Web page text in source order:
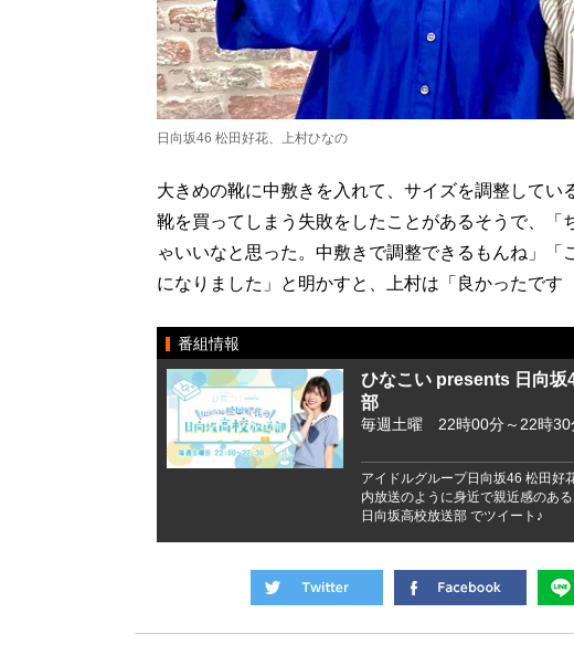
日向坂46 松田好花、上村ひなの
大きめの靴に中敷きを入れて、サイズを調整してい
靴を買ってしまう失敗をしたことがあるそうで、「
ゃいいなと思った。中敷きで調整できるもんね」
になりました」と明かすと、上村は「良かったです
番組情報
ひなこい presents 日向坂
部
毎週土曜 22時00分～22時30
アイドルグループ日向坂46 松田好
内放送のように身近で親近感のあ
日向坂高校放送部 でツイート♪